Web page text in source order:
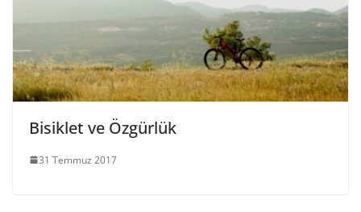
Bisiklet ve Özgürlük
31 Temmuz 2017